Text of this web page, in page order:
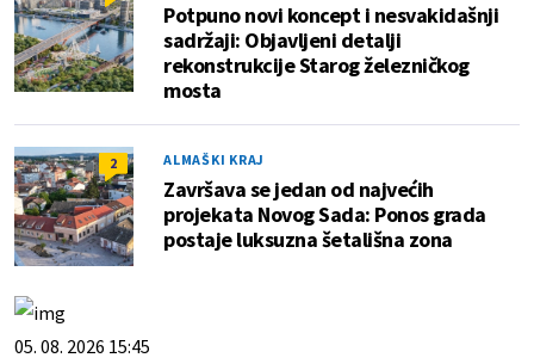
Potpuno novi koncept i nesvakidašnji
sadržaji: Objavljeni detalji
rekonstrukcije Starog železničkog
mosta
2 ALMAŠKI KRAJ
Završava se jedan od najvećih
projekata Novog Sada: Ponos grada
postaje luksuzna šetališna zona
05. 08. 2026 15:45